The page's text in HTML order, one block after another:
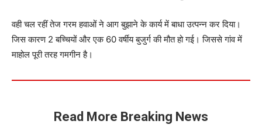
वही चल रहीं तेज गरम हवाओं ने आग बुझाने के कार्य में बाधा उत्पन्न कर दिया।
जिस कारण 2 बच्चियों और एक 60 वर्षीय बुजुर्ग की मौत हो गई। जिससे गांव में
माहोल पूरी तरह गमगीन है।
Read More Breaking News